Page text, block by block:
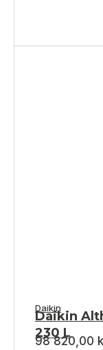
Daikin
Daikin
230 L
98 820,00